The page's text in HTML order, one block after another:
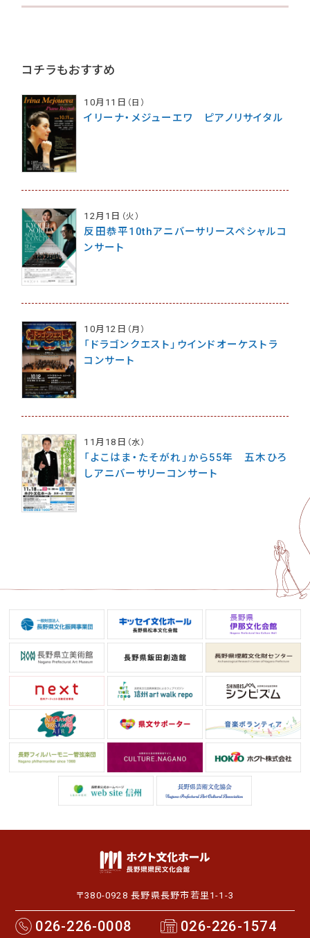
コチラもおすすめ
10月11日 （日）
イリーナ・メジューエワ ピアノリサイタル
12月1日 （火）
反田恭平10thアニバーサリースペシャルコ
ンサート
10月12日 （月）
「ドラゴンクエスト」ウインドオーケストラ
コンサート
11月18日 （水）
「よこはま・たそがれ」から55年 五木ひろ
しアニバーサリーコンサート
〒380-0928 長野県長野市若里1-1-3
026-226-0008 026-226-1574